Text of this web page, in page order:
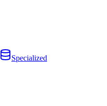
Specialized